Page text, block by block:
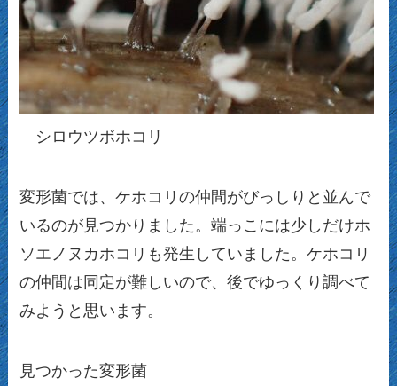
シロウツボホコリ
変形菌では、ケホコリの仲間がびっしりと並んで
いるのが見つかりました。端っこには少しだけホ
ソエノヌカホコリも発生していました。ケホコリ
の仲間は同定が難しいので、後でゆっくり調べて
みようと思います。
見つかった変形菌